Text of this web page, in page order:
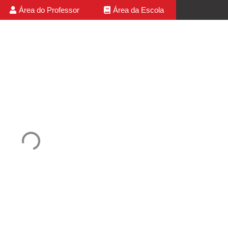
Área do Professor Área da Escola